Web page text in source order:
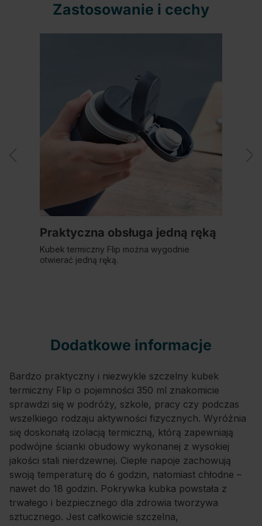
Zastosowanie i cechy
Praktyczna obsługa jedną ręką
Kubek termiczny Flip można wygodnie
otwierać jedną ręką.
Dodatkowe informacje
Bardzo praktyczny i niezwykle szczelny kubek
termiczny Flip o pojemności 350 ml znakomicie
sprawdzi się w podróży, szkole, pracy czy podczas
wszelkiego rodzaju aktywności fizycznych. Wyróżnia
się doskonałą izolacją termiczną, którą zapewniają
podwójne ścianki obudowy wykonanej z wysokiej
jakości stali nierdzewnej. Ciepłe napoje zachowują
swoją temperaturę do 6 godzin, natomiast chłodne –
nawet do 18 godzin. Pokrywka kubka powstała z
trwałego i bezpiecznego dla zdrowia tworzywa
sztucznego. Jest całkowicie szczelna,